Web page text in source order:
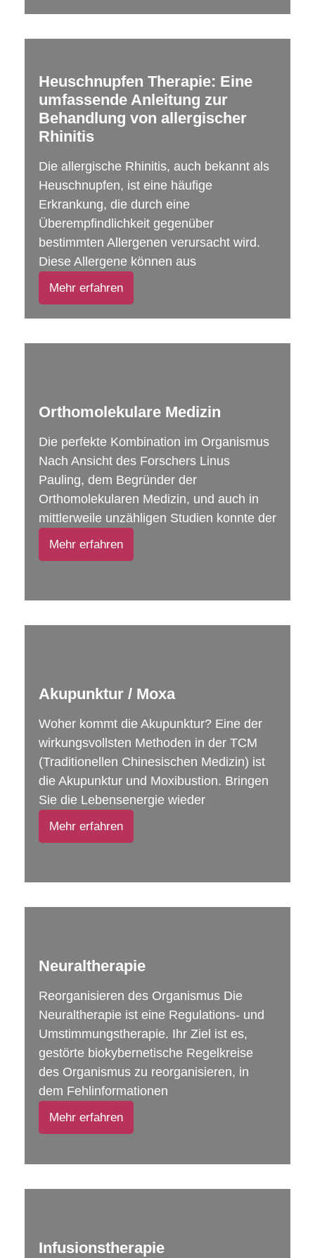
Heuschnupfen Therapie: Eine
umfassende Anleitung zur
Behandlung von allergischer
Rhinitis
Die allergische Rhinitis, auch bekannt als
Heuschnupfen, ist eine häufige
Erkrankung, die durch eine
Überempfindlichkeit gegenüber
bestimmten Allergenen verursacht wird.
Diese Allergene können aus
Mehr erfahren
Orthomolekulare Medizin
Die perfekte Kombination im Organismus
Nach Ansicht des Forschers Linus
Pauling, dem Begründer der
Orthomolekularen Medizin, und auch in
mittlerweile unzähligen Studien konnte der
Mehr erfahren
Akupunktur / Moxa
Woher kommt die Akupunktur? Eine der
wirkungsvollsten Methoden in der TCM
(Traditionellen Chinesischen Medizin) ist
die Akupunktur und Moxibustion. Bringen
Sie die Lebensenergie wieder
Mehr erfahren
Neuraltherapie
Reorganisieren des Organismus Die
Neuraltherapie ist eine Regulations- und
Umstimmungstherapie. Ihr Ziel ist es,
gestörte biokybernetische Regelkreise
des Organismus zu reorganisieren, in
dem Fehlinformationen
Mehr erfahren
Infusionstherapie